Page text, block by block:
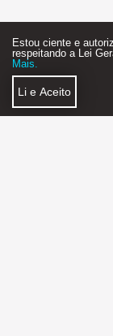
Estou ciente e
respeitando a Lei
Mais.
Li e Aceito